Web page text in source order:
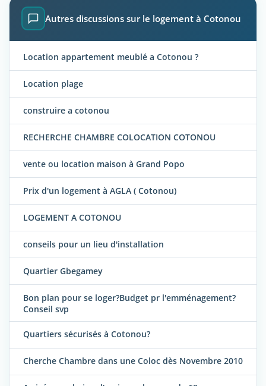
Autres discussions sur le logement à Cotonou
Location appartement meublé a Cotonou ?
Location plage
construire a cotonou
RECHERCHE CHAMBRE COLOCATION COTONOU
vente ou location maison à Grand Popo
Prix d'un logement à AGLA ( Cotonou)
LOGEMENT A COTONOU
conseils pour un lieu d'installation
Quartier Gbegamey
Bon plan pour se loger?Budget pr l'emménagement?
Conseil svp
Quartiers sécurisés à Cotonou?
Cherche Chambre dans une Coloc dès Novembre 2010